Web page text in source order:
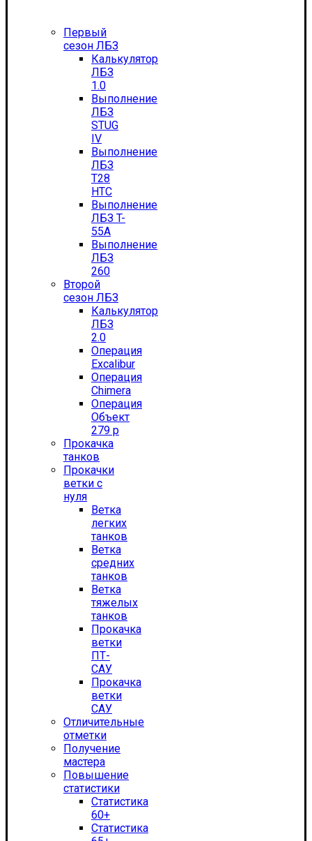
Первый
сезон ЛБЗ
Калькулятор
ЛБЗ
1.0
Выполнение
ЛБЗ
STUG
IV
Выполнение
ЛБЗ
T28
HTC
Выполнение
ЛБЗ T-
55А
Выполнение
ЛБЗ
260
Второй
сезон ЛБЗ
Калькулятор
ЛБЗ
2.0
Операция
Excalibur
Операция
Chimera
Операция
Объект
279 р
Прокачка
танков
Прокачки
ветки с
нуля
Ветка
легких
танков
Ветка
средних
танков
Ветка
тяжелых
танков
Прокачка
ветки
ПТ-
САУ
Прокачка
ветки
САУ
Отличительные
отметки
Получение
мастера
Повышение
статистики
Статистика
60+
Статистика